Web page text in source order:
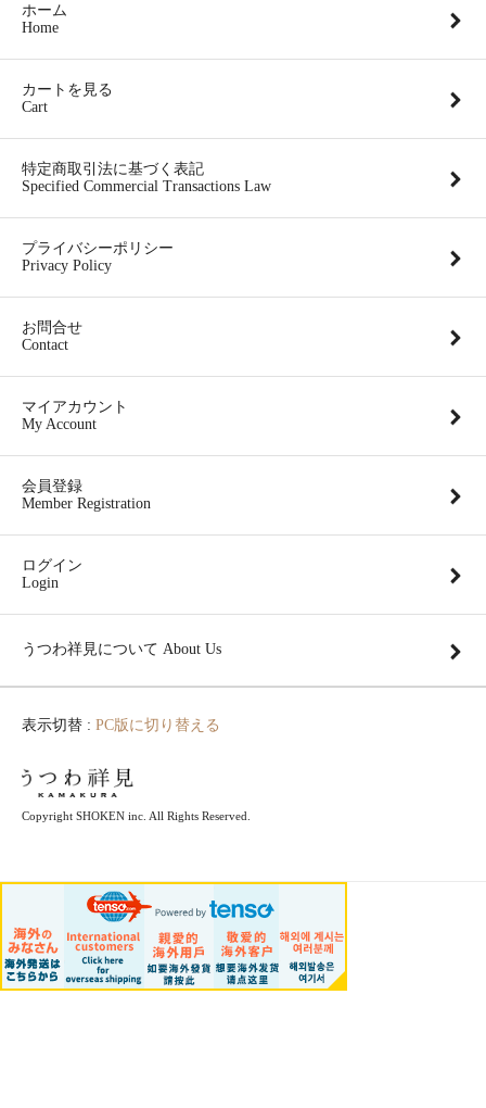
ホーム
Home
カートを見る
Cart
特定商取引法に基づく表記
Specified Commercial Transactions Law
プライバシーポリシー
Privacy Policy
お問合せ
Contact
マイアカウント
My Account
会員登録
Member Registration
ログイン
Login
うつわ祥見について About Us
表示切替 : PC版に切り替える
Copyright SHOKEN inc. All Rights Reserved.